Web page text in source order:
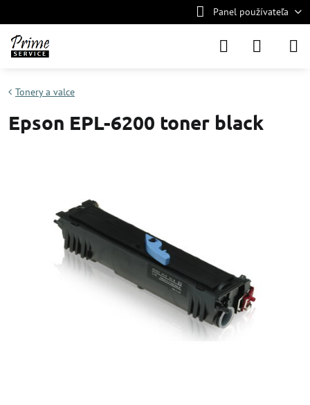
Panel používateľa
Tonery a valce
Epson EPL-6200 toner black